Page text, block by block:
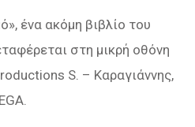
ένα ακόμη βιβλίο του
στη μικρή οθόνη
S. – Καραγιάννης,